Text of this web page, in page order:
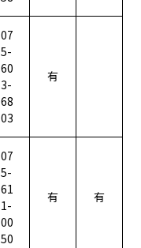
07
5-
60
3-
68
03
有
07
5-
61
1-
00
50
有 有